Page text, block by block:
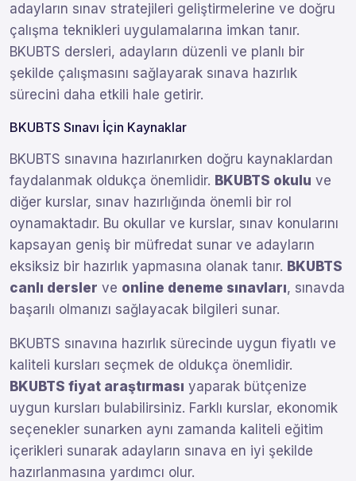
adayların sınav stratejileri geliştirmelerine ve doğru
çalışma teknikleri uygulamalarına imkan tanır.
BKUBTS dersleri, adayların düzenli ve planlı bir
şekilde çalışmasını sağlayarak sınava hazırlık
sürecini daha etkili hale getirir.
BKUBTS Sınavı İçin Kaynaklar
BKUBTS sınavına hazırlanırken doğru kaynaklardan
faydalanmak oldukça önemlidir. BKUBTS okulu ve
diğer kurslar, sınav hazırlığında önemli bir rol
oynamaktadır. Bu okullar ve kurslar, sınav konularını
kapsayan geniş bir müfredat sunar ve adayların
eksiksiz bir hazırlık yapmasına olanak tanır. BKUBTS
canlı dersler ve online deneme sınavları, sınavda
başarılı olmanızı sağlayacak bilgileri sunar.
BKUBTS sınavına hazırlık sürecinde uygun fiyatlı ve
kaliteli kursları seçmek de oldukça önemlidir.
BKUBTS fiyat araştırması yaparak bütçenize
uygun kursları bulabilirsiniz. Farklı kurslar, ekonomik
seçenekler sunarken aynı zamanda kaliteli eğitim
içerikleri sunarak adayların sınava en iyi şekilde
hazırlanmasına yardımcı olur.